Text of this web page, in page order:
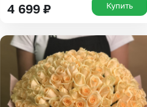
Самара
Уфа
Екатеринбург
Омск
4 699 ₽ Купить